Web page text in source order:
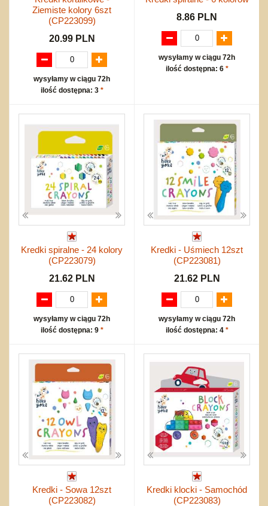
Ziemiste kolory 6szt
(CP223099)
20.99 PLN
wysyłamy w ciągu 72h
ilość dostępna: 3 *
8.86 PLN
wysyłamy w ciągu 72h
ilość dostępna: 6 *
Kredki spiralne - 24 kolory
(CP223079)
21.62 PLN
wysyłamy w ciągu 72h
ilość dostępna: 9 *
Kredki - Uśmiech 12szt
(CP223081)
21.62 PLN
wysyłamy w ciągu 72h
ilość dostępna: 4 *
Kredki - Sowa 12szt
(CP223082)
Kredki klocki - Samochód
(CP223083)